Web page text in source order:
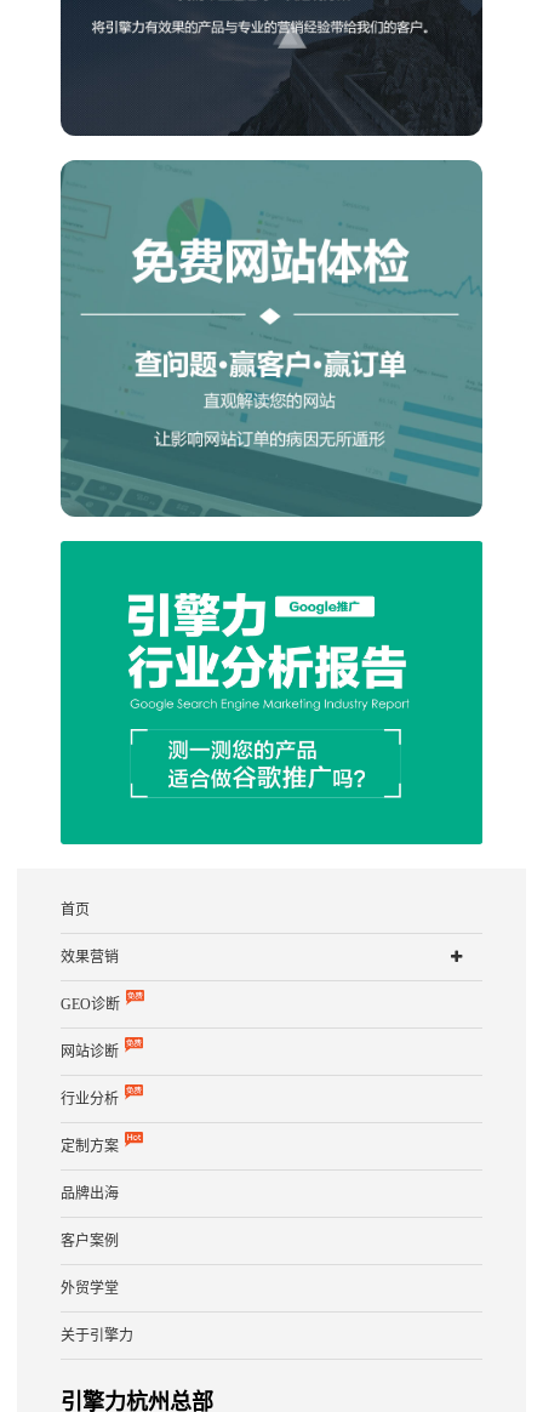
首页
效果营销
GEO诊断
网站诊断
行业分析
定制方案
品牌出海
客户案例
外贸学堂
关于引擎力
引擎力杭州总部